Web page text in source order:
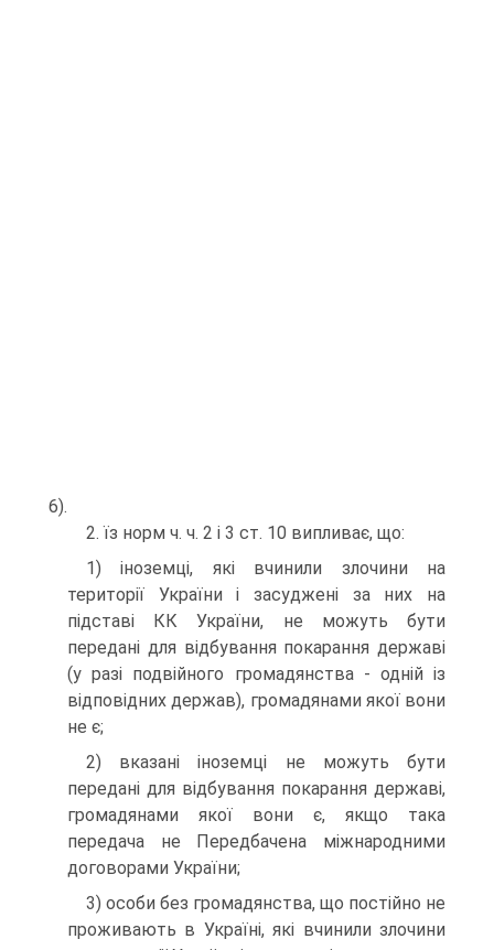
6).
2. їз норм ч. ч. 2 і 3 ст. 10 випливає, що:
1) іноземці, які вчинили злочини на
території України і засуджені за них на
підставі КК України, не можуть бути
передані для відбування покарання державі
(у разі подвійного громадянства - одній із
відповідних держав), громадянами якої вони
не є;
2) вказані іноземці не можуть бути
передані для відбування покарання державі,
громадянами якої вони є, якщо така
передача не Передбачена міжнародними
договорами України;
3) особи без громадянства, що постійно не
проживають в Україні, які вчинили злочини